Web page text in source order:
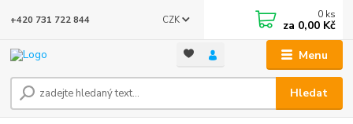
Menu
CZK
Hledat
+420 731 722 844 0 ks
za 0,00 Kč